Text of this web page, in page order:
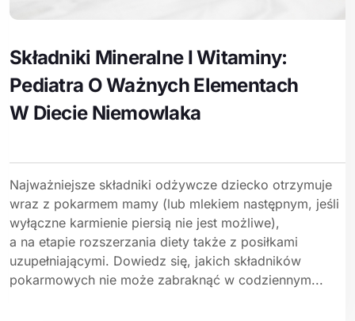
Składniki Mineralne I Witaminy:
Pediatra O Ważnych Elementach
W Diecie Niemowlaka
Najważniejsze składniki odżywcze dziecko otrzymuje
wraz z pokarmem mamy (lub mlekiem następnym, jeśli
wyłączne karmienie piersią nie jest możliwe),
a na etapie rozszerzania diety także z posiłkami
uzupełniającymi. Dowiedz się, jakich składników
pokarmowych nie może zabraknąć w codziennym...